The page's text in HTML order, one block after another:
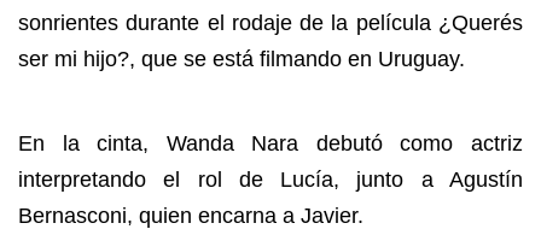
sonrientes durante el rodaje de la película ¿Querés
ser mi hijo?, que se está filmando en Uruguay.
En la cinta, Wanda Nara debutó como actriz
interpretando el rol de Lucía, junto a Agustín
Bernasconi, quien encarna a Javier.